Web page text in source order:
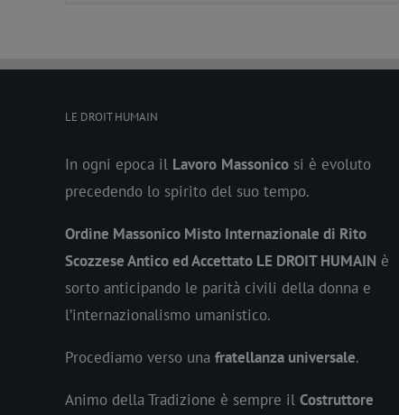
LE DROIT HUMAIN
In ogni epoca il Lavoro Massonico si è evoluto
precedendo lo spirito del suo tempo.
Ordine Massonico Misto Internazionale di Rito
Scozzese Antico ed Accettato LE DROIT HUMAIN è
sorto anticipando le parità civili della donna e
l’internazionalismo umanistico.
Procediamo verso una fratellanza universale.
Animo della Tradizione è sempre il Costruttore